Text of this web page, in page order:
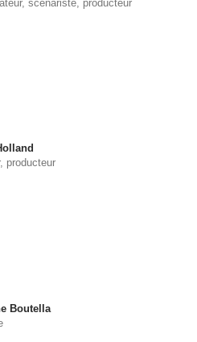
scénariste, producteur
producteur
Boutella